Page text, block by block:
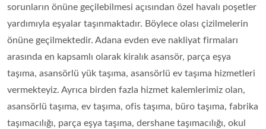
sorunların önüne geçilebilmesi açısından özel havalı poşetler
yardımıyla eşyalar taşınmaktadır. Böylece olası çizilmelerin
önüne geçilmektedir. Adana evden eve nakliyat firmaları
arasında en kapsamlı olarak kiralık asansör, parça eşya
taşıma, asansörlü yük taşıma, asansörlü ev taşıma hizmetleri
vermekteyiz. Ayrıca birden fazla hizmet kalemlerimiz olan,
asansörlü taşıma, ev taşıma, ofis taşıma, büro taşıma, fabrika
taşımacılığı, parça eşya taşıma, dershane taşımacılığı, okul